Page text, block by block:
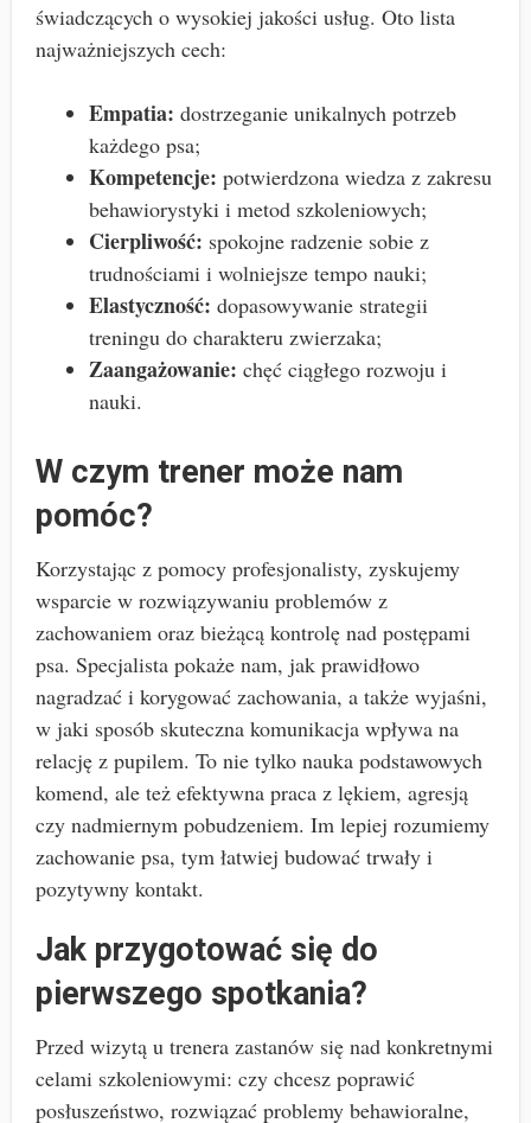
świadczących o wysokiej jakości usług. Oto lista
najważniejszych cech:
Empatia: dostrzeganie unikalnych potrzeb
każdego psa;
Kompetencje: potwierdzona wiedza z zakresu
behawiorystyki i metod szkoleniowych;
Cierpliwość: spokojne radzenie sobie z
trudnościami i wolniejsze tempo nauki;
Elastyczność: dopasowywanie strategii
treningu do charakteru zwierzaka;
Zaangażowanie: chęć ciągłego rozwoju i
nauki.
W czym trener może nam
pomóc?
Korzystając z pomocy profesjonalisty, zyskujemy
wsparcie w rozwiązywaniu problemów z
zachowaniem oraz bieżącą kontrolę nad postępami
psa. Specjalista pokaże nam, jak prawidłowo
nagradzać i korygować zachowania, a także wyjaśni,
w jaki sposób skuteczna komunikacja wpływa na
relację z pupilem. To nie tylko nauka podstawowych
komend, ale też efektywna praca z lękiem, agresją
czy nadmiernym pobudzeniem. Im lepiej rozumiemy
zachowanie psa, tym łatwiej budować trwały i
pozytywny kontakt.
Jak przygotować się do
pierwszego spotkania?
Przed wizytą u trenera zastanów się nad konkretnymi
celami szkoleniowymi: czy chcesz poprawić
posłuszeństwo, rozwiązać problemy behawioralne,